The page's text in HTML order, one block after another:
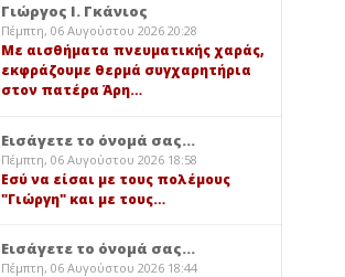
Γιώργος Ι. Γκάνιος
Πέμπτη, 06 Αυγούστου 2026 20:28
Με αισθήματα πνευματικής χαράς,
εκφράζουμε θερμά συγχαρητήρια
στον πατέρα Άρη…
Εισάγετε το όνομά σας...
Πέμπτη, 06 Αυγούστου 2026 18:58
Εσύ να είσαι με τους πολέμους
"Γιώργη" και με τους…
Εισάγετε το όνομά σας...
Πέμπτη, 06 Αυγούστου 2026 18:44